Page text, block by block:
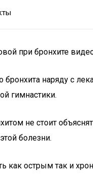
при бронхите
бронхита наряду с
гимнастики.
не стоит
болезни.
как острым так и